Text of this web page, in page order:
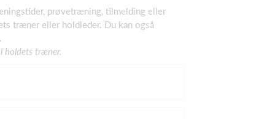
prøvetræning, tilmelding eller
træner eller holdleder. Du kan også
holdets træner.